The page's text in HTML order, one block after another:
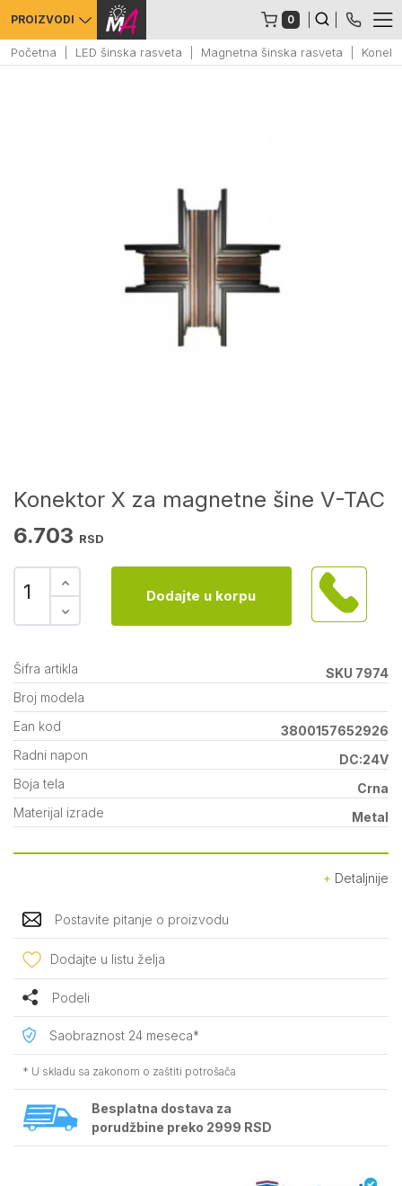
PROIZVODI 0
Početna LED šinska rasveta Magnetna šinska rasveta
Konektor X za magnetne šine V-TAC
6.703 RSD
Dodajte u korpu
Šifra artikla
SKU 7974
Broj modela
Ean kod
3800157652926
Radni napon
DC:24V
Boja tela
Crna
Materijal izrade
Metal
Detaljnije
Postavite pitanje o proizvodu
Dodajte u listu želja
Podeli
Saobraznost 24 meseca*
* U skladu sa zakonom o zaštiti potrošača
Besplatna dostava za
porudžbine preko 2999 RSD